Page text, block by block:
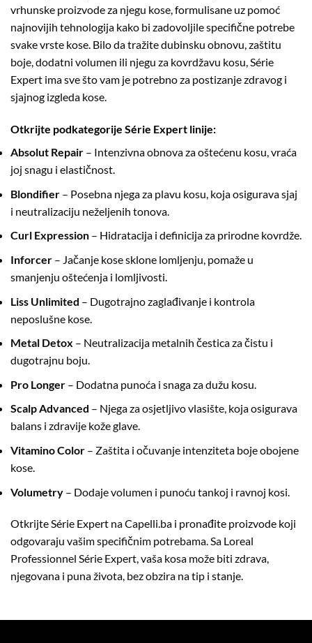
vrhunske proizvode za njegu kose, formulisane uz pomoć
najnovijih tehnologija kako bi zadovoljile specifične potrebe
svake vrste kose. Bilo da tražite dubinsku obnovu, zaštitu
boje, dodatni volumen ili njegu za kovrdžavu kosu, Série
Expert ima sve što vam je potrebno za postizanje zdravog i
sjajnog izgleda kose.
Otkrijte podkategorije Série Expert linije:
Absolut Repair – Intenzivna obnova za oštećenu kosu, vraća
joj snagu i elastičnost.
Blondifier – Posebna njega za plavu kosu, koja osigurava sjaj
i neutralizaciju neželjenih tonova.
Curl Expression – Hidratacija i definicija za prirodne kovrdže.
Inforcer – Jačanje kose sklone lomljenju, pomaže u
smanjenju oštećenja i lomljivosti.
Liss Unlimited – Dugotrajno zaglađivanje i kontrola
neposlušne kose.
Metal Detox – Neutralizacija metalnih čestica za čistu i
dugotrajnu boju.
Pro Longer – Dodatna punoća i snaga za dužu kosu.
Scalp Advanced – Njega za osjetljivo vlasište, koja osigurava
balans i zdravije kože glave.
Vitamino Color – Zaštita i očuvanje intenziteta boje obojene
kose.
Volumetry – Dodaje volumen i punoću tankoj i ravnoj kosi.
Otkrijte Série Expert na Capelli.ba i pronađite proizvode koji
odgovaraju vašim specifičnim potrebama. Sa Loreal
Professionnel Série Expert, vaša kosa može biti zdrava,
njegovana i puna života, bez obzira na tip i stanje.